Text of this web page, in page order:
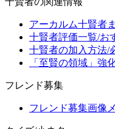
アーカルム十賢者
十賢者評価一覧/お
十賢者の加入方法/
「至賢の領域」強
フレンド募集
フレンド募集画像